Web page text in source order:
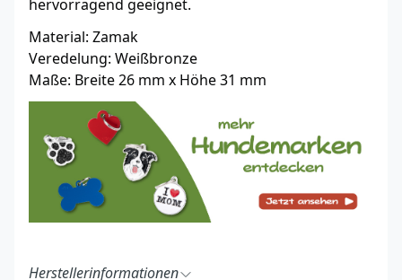
hervorragend geeignet.
Material: Zamak
Veredelung: Weißbronze
Maße: Breite 26 mm x Höhe 31 mm
Herstellerinformationen